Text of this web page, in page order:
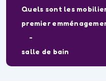
Quels sont les
premier
salle de bain